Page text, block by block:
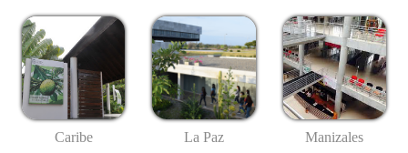
Caribe La Paz Manizales